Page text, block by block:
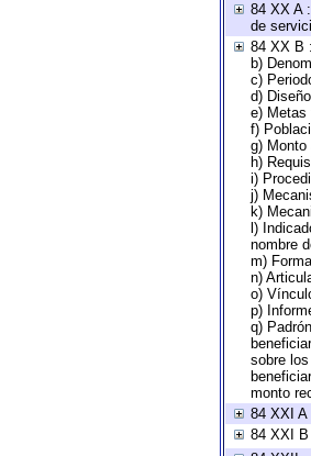
84 XX A
de
84 XX B
b)
c)
d)
e)
f)
g) Monto
h)
i)
j)
k)
l)
nombre
m)
n)
o)
p)
q)
sobre
monto
84 XXI A
84 XXI